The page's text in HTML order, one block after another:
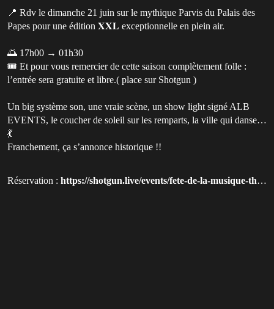
📍 Rdv le dimanche 21 juin sur le mythique Parvis du Palais des
Papes pour une édition 𝐗𝐗𝐋 exceptionnelle en plein air.
🌅 17h00 → 01h30
🎟️ Et pour vous remercier de cette saison complètement folle :
l’entrée sera gratuite et libre.( place sur Shotgun )
Un big système son, une vraie scène, un show light signé ALB
EVENTS, le coucher de soleil sur les remparts, la ville qui danse…
💃
Franchement, ça s’annonce historique !!
Réservation : https://shotgun.live/events/fete-de-la-musique-theatre-electro-xxl?uhandle=nicor210&utm_campaign=share_event&utm_term=nicor210&utm_source=qluvis.com